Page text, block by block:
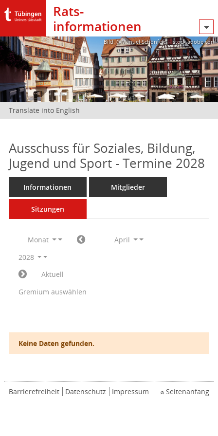
Rats­
informationen
Bild: @Manuel Schönfeld – stock.adobe.com
Translate into English
Ausschuss für Soziales, Bildung,
Jugend und Sport - Termine 2028
Informationen Mitglieder
Sitzungen
Monat
April
2028
Aktuell
Gremium auswählen
Keine Daten gefunden.
Barrierefreiheit Datenschutz Impressum Seitenanfang